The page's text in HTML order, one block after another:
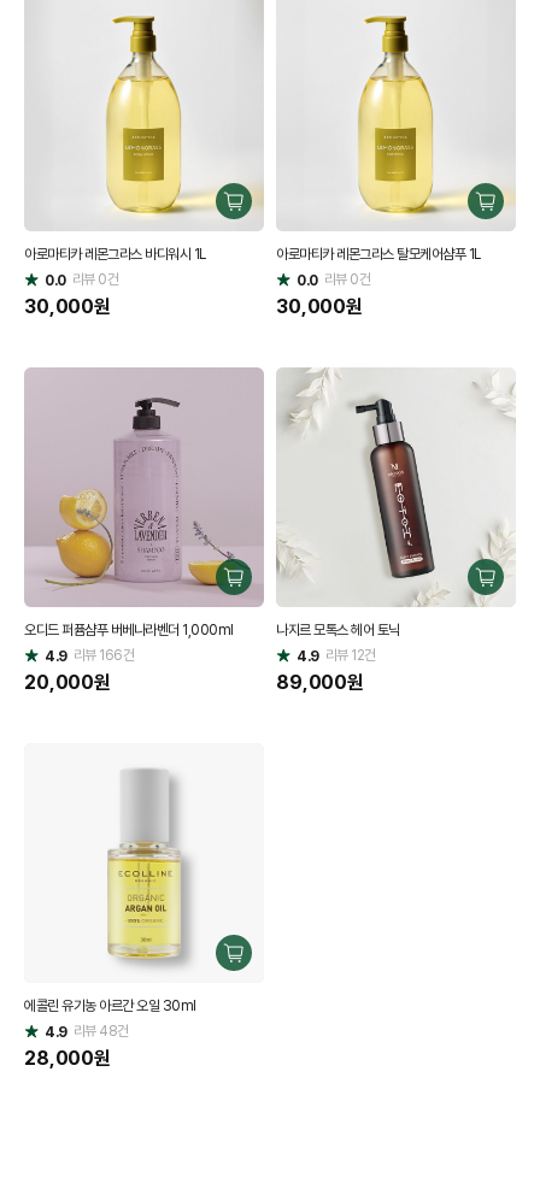
구
매
아로마티카 레몬그라스 바디워시 1L
별
점
0.0 리뷰0건
30,000원
구
매
아로마티카 레몬그라스 탈모케어샴푸 1L
별
점
0.0 리뷰0건
30,000원
구
매
오디드 퍼퓸샴푸 버베나라벤더 1,000ml
별
점
4.9 리뷰166건
20,000원
구
매
나지르 모톡스 헤어 토닉
별
점
4.9 리뷰12건
89,000원
구
에콜린 유기농 아르간 오일 30ml
별
점
4.9 리뷰48건
28,000원